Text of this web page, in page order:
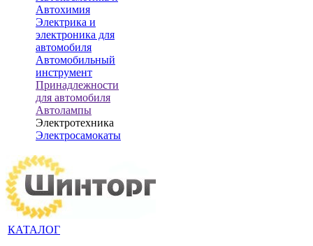
Автохимия
Электрика и
электроника для
автомобиля
Автомобильный
инструмент
Принадлежности
для автомобиля
Автолампы
Электротехника
Электросамокаты
КАТАЛОГ